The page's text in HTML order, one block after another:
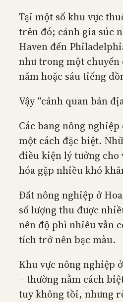
Tại một số khu vực
trên đó; cảnh gia súc
Haven đến
như trong một
năm hoặc sáu tiếng
Vậy “cảnh quan bản
Các bang nông
một cách đặc biệt.
điều kiện lý tưởng
hóa gặp nhiều khó
Đất nông nghiệp ở
số lượng thu được
nên độ phì nhiêu vẫn
tích trở nên bạc màu.
Khu vực nông nghiệp
– thường nằm cách
tuy không tồi, nhưng